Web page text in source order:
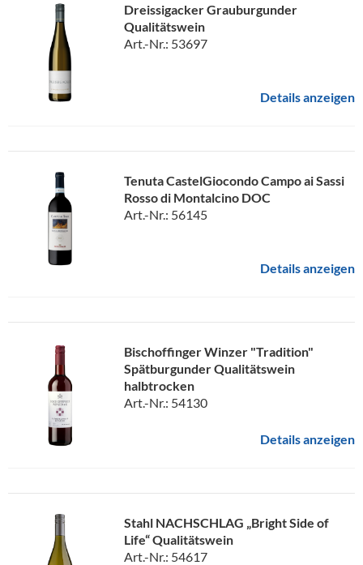
Dreissigacker Grauburgunder
Qualitätswein
Art.-Nr.: 53697
Details anzeigen
Tenuta CastelGiocondo Campo ai Sassi
Rosso di Montalcino DOC
Art.-Nr.: 56145
Details anzeigen
Bischoffinger Winzer "Tradition"
Spätburgunder Qualitätswein
halbtrocken
Art.-Nr.: 54130
Details anzeigen
Stahl NACHSCHLAG „Bright Side of
Life“ Qualitätswein
Art.-Nr.: 54617